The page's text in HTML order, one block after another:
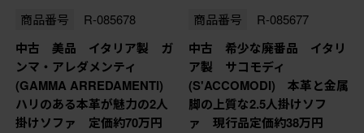
商品番号 R-085678
中古 美品 イタリア製 ガ
ンマ・アレダメンティ
(GAMMA ARREDAMENTI)
ハリのある本革が魅力の2人
掛けソファ 定価約70万円
商品番号 R-085677
中古 希少な廃番品 イタリ
ア製 サコモディ
(S'ACCOMODI) 本革と金属
脚の上質な2.5人掛けソフ
ァ 現行品定価約38万円